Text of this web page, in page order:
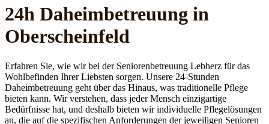
24h Daheim­betreuung in
Oberscheinfeld
Erfahren Sie, wie wir bei der Seniorenbetreuung Lebherz für das
Wohlbefinden Ihrer Liebsten sorgen. Unsere 24-Stunden
Daheimbetreuung geht über das Hinaus, was traditionelle Pflege
bieten kann. Wir verstehen, dass jeder Mensch einzigartige
Bedürfnisse hat, und deshalb bieten wir individuelle Pflegelösungen
an, die auf die spezifischen Anforderungen der jeweiligen Senioren